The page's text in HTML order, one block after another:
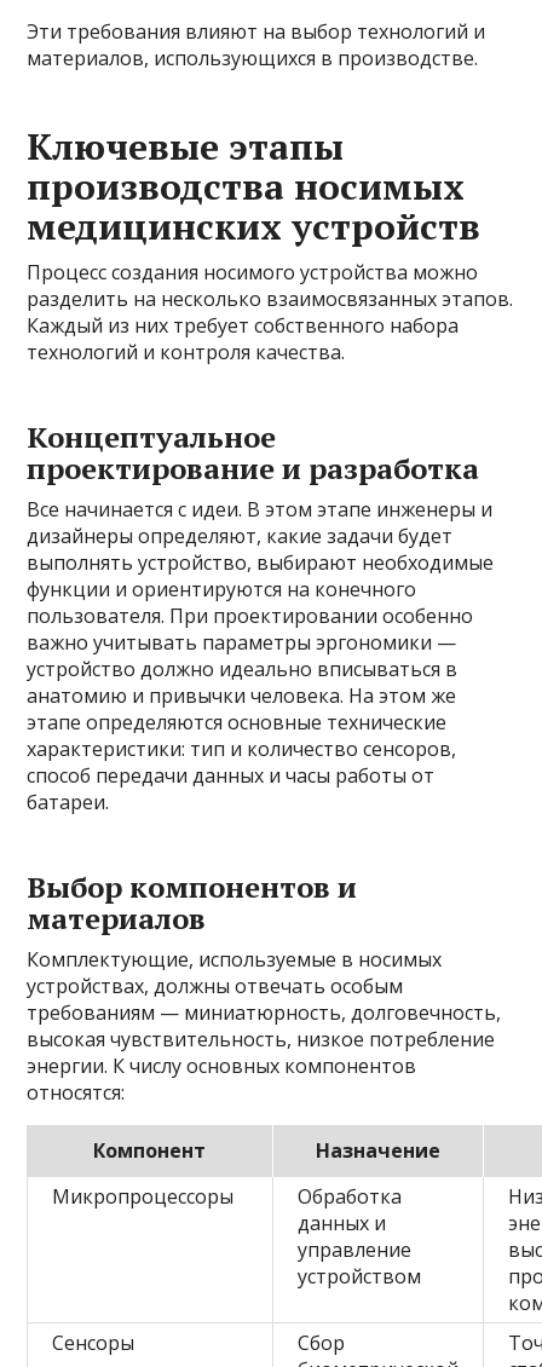
Эти требования влияют на выбор технологий и
материалов, использующихся в производстве.
Ключевые этапы
производства носимых
медицинских устройств
Процесс создания носимого устройства можно
разделить на несколько взаимосвязанных этапов.
Каждый из них требует собственного набора
технологий и контроля качества.
Концептуальное
проектирование и разработка
Все начинается с идеи. В этом этапе инженеры и
дизайнеры определяют, какие задачи будет
выполнять устройство, выбирают необходимые
функции и ориентируются на конечного
пользователя. При проектировании особенно
важно учитывать параметры эргономики —
устройство должно идеально вписываться в
анатомию и привычки человека. На этом же
этапе определяются основные технические
характеристики: тип и количество сенсоров,
способ передачи данных и часы работы от
батареи.
Выбор компонентов и
материалов
Комплектующие, используемые в носимых
устройствах, должны отвечать особым
требованиям — миниатюрность, долговечность,
высокая чувствительность, низкое потребление
энергии. К числу основных компонентов
относятся:
Компонент
Назначение
Микропроцессоры
Обработка
данных и
управление
устройством
Сенсоры
Сбор